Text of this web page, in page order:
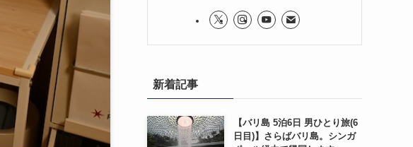
新着記事
【バリ島 5泊6日 男ひとり旅(6
日目)】さらばバリ島。シンガ